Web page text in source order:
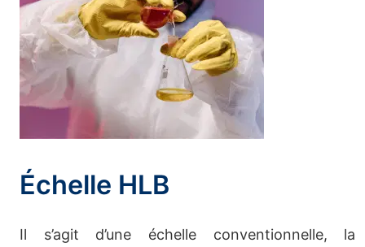
Échelle HLB
Il s’agit d’une échelle conventionnelle, la